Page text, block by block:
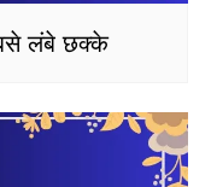
लंबे छक्के